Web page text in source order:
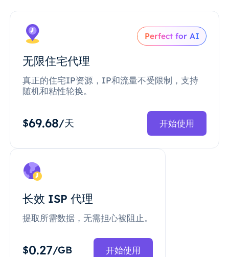
Perfect for AI
无限住宅代理
真正的住宅IP资源，IP和流量不受限制，支持
随机和粘性轮换。
$69.68/天 开始使用
长效 ISP 代理
提取所需数据，无需担心被阻止。
$0.27/GB 开始使用